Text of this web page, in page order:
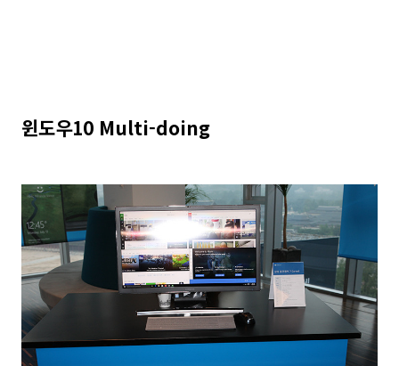
윈도우10 Multi-doing